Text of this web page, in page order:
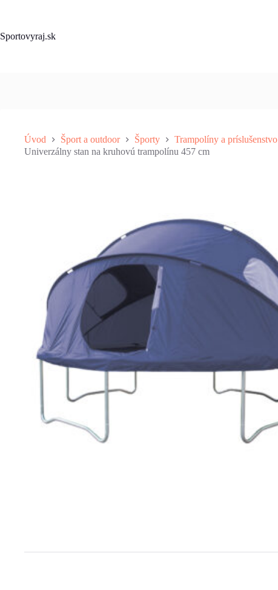
Sportovyraj.sk
Úvod Šport a outdoor Športy Trampolíny a príslušenstvo
Univerzálny stan na kruhovú trampolínu 457 cm